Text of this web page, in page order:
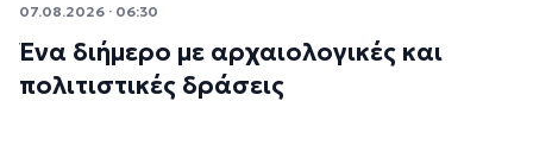
07.08.2026 · 06:30
Ένα διήμερο με αρχαιολογικές και
πολιτιστικές δράσεις